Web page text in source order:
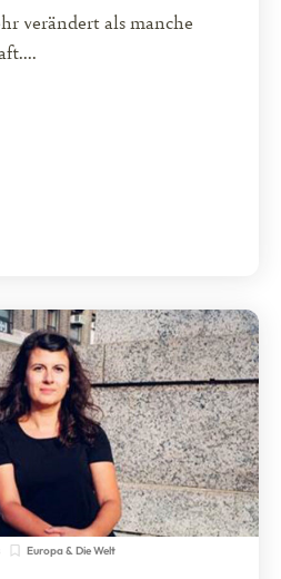
verändert als manche
Europa & Die Welt